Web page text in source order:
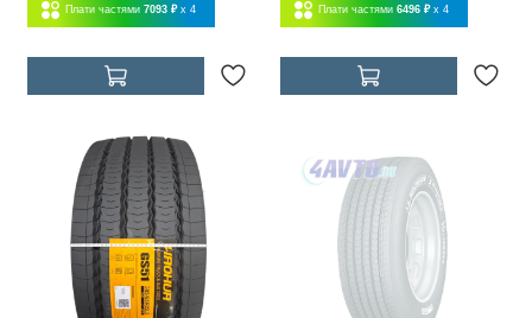
Плати частями 7093 ₽ x 4 Плати частями 6496 ₽ x 4